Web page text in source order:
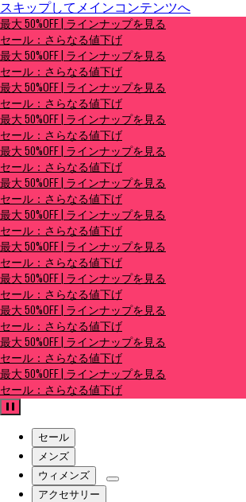
スキップしてメインコンテンツへ
最大 50%OFF | ラインナップを見る
セール：さらなる値下げ
最大 50%OFF | ラインナップを見る
セール：さらなる値下げ
最大 50%OFF | ラインナップを見る
セール：さらなる値下げ
最大 50%OFF | ラインナップを見る
セール：さらなる値下げ
最大 50%OFF | ラインナップを見る
セール：さらなる値下げ
最大 50%OFF | ラインナップを見る
セール：さらなる値下げ
最大 50%OFF | ラインナップを見る
セール：さらなる値下げ
最大 50%OFF | ラインナップを見る
セール：さらなる値下げ
最大 50%OFF | ラインナップを見る
セール：さらなる値下げ
最大 50%OFF | ラインナップを見る
セール：さらなる値下げ
最大 50%OFF | ラインナップを見る
セール：さらなる値下げ
最大 50%OFF | ラインナップを見る
セール：さらなる値下げ
最大 50%OFF | ラインナップを見る
セール：さらなる値下げ
セール
メンズ
ウィメンズ
アクセサリー